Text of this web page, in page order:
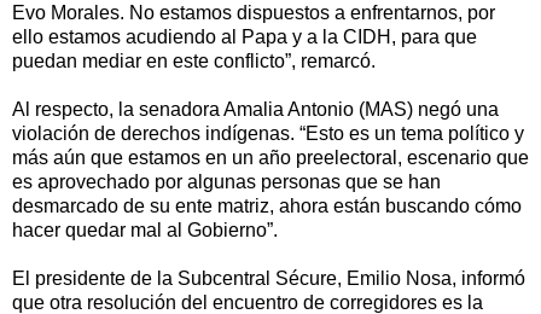
Evo Morales. No estamos dispuestos a enfrentarnos, por
ello estamos acudiendo al Papa y a la CIDH, para que
puedan mediar en este conflicto”, remarcó.
Al respecto, la senadora Amalia Antonio (MAS) negó una
violación de derechos indígenas. “Esto es un tema político y
más aún que estamos en un año preelectoral, escenario que
es aprovechado por algunas personas que se han
desmarcado de su ente matriz, ahora están buscando cómo
hacer quedar mal al Gobierno”.
El presidente de la Subcentral Sécure, Emilio Nosa, informó
que otra resolución del encuentro de corregidores es la